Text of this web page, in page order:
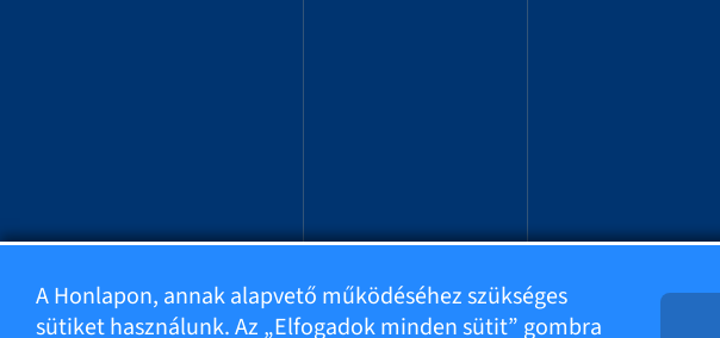
A Honlapon, annak alapvető működéséhez szükséges
sütiket használunk. Az „Elfogadok minden sütit” gombra